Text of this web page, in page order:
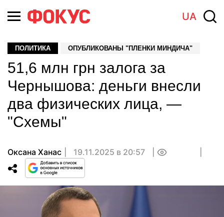
UA
ПОЛИТИКА ОПУБЛИКОВАНЫ "ПЛЕНКИ МИНДИЧА"
51,6 млн грн залога за
Чернышова: деньги внесли
два физических лица, —
"Схемы"
Оксана Ханас 19.11.2025 в 20:57